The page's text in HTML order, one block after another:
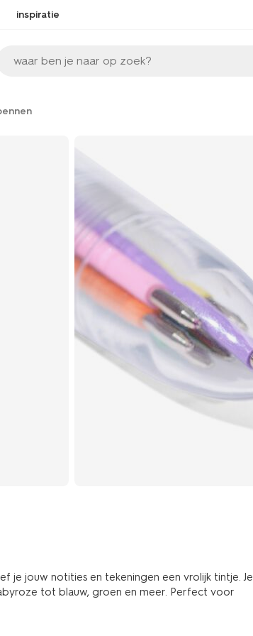
inspiratie
waar ben je naar op zoek?
je jouw notities en tekeningen een vrolijk tintje. Je
tot blauw, groen en meer. Perfect voor